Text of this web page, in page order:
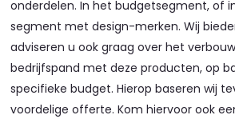
onderdelen. In het budgetsegment, of
segment met design-merken. Wij
adviseren u ook graag over het
bedrijfspand met deze producten, op
specifieke budget. Hierop baseren wij
voordelige offerte. Kom hiervoor ook